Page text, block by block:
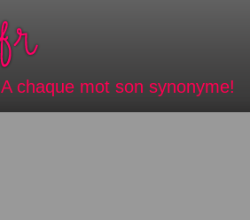
A chaque mot son synonyme!